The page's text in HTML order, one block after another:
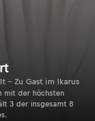
- Zu Gast im Ikarus
mit der höchsten
3 der insgesamt 8